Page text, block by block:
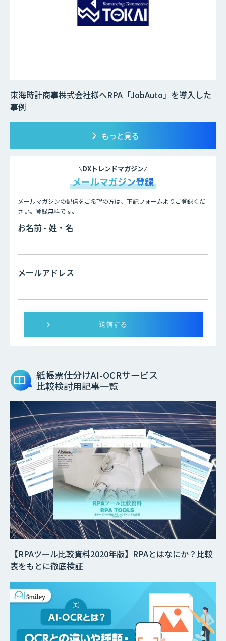
東海時計商事株式会社様へRPA「JobAuto」を導入した
事例
もっと見る
DXトレンドマガジン
メールマガジン登録
メールマガジンの配信をご希望の方は、下記フォームよりご登録くだ
さい。登録無料です。
お名前 - 姓・名
メールアドレス
紙帳票仕分けAI-OCRサービス
比較検討用記事一覧
【RPAツール比較資料2020年版】RPAとはなにか？比較
表をもとに徹底検証